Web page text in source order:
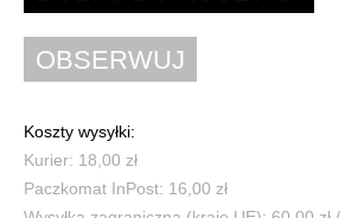
Koszty wysyłki:
Kurier: 18,00 zł
Paczkomat InPost: 16,00 zł